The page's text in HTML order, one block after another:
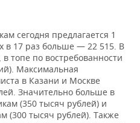
сегодня предлагается 1
в 17 раз больше — 22 515. В
топе по востребованности
Максимальная
в Казани и Москве
Значительно больше в
(350 тысяч рублей) и
(300 тысяч рублей). Также